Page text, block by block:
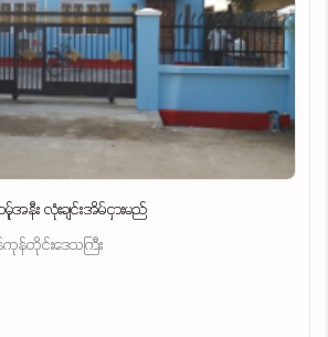
နီး လုံးချင်းအိမ်ငှားမည်
ကုန်တိုင်းဒေသကြီး